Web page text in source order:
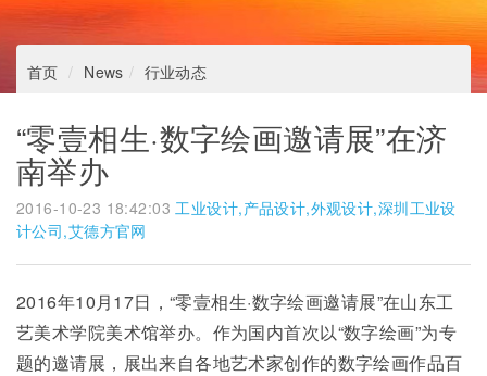
首页 News 行业动态
“零壹相生·数字绘画邀请展”在济
南举办
2016-10-23 18:42:03 工业设计,产品设计,外观设计,深圳工业设
计公司,艾德方官网
2016年10月17日，“零壹相生·数字绘画邀请展”在山东工
艺美术学院美术馆举办。作为国内首次以“数字绘画”为专
题的邀请展，展出来自各地艺术家创作的数字绘画作品百